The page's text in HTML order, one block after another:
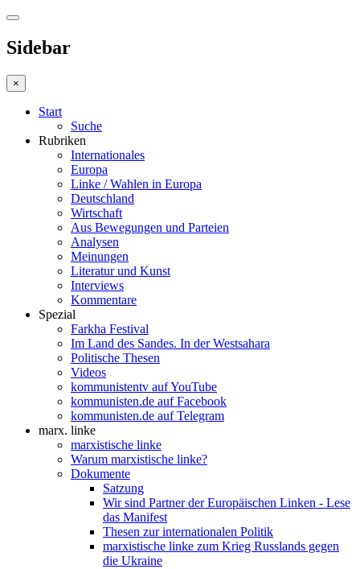
Sidebar
×
Start
Suche
Rubriken
Internationales
Europa
Linke / Wahlen in Europa
Deutschland
Wirtschaft
Aus Bewegungen und Parteien
Analysen
Meinungen
Literatur und Kunst
Interviews
Kommentare
Spezial
Farkha Festival
Im Land des Sandes. In der Westsahara
Politische Thesen
Videos
kommunistentv auf YouTube
kommunisten.de auf Facebook
kommunisten.de auf Telegram
marx. linke
marxistische linke
Warum marxistische linke?
Dokumente
Satzung
Wir sind Partner der Europäischen Linken - Lese
das Manifest
Thesen zur internationalen Politik
marxistische linke zum Krieg Russlands gegen
die Ukraine